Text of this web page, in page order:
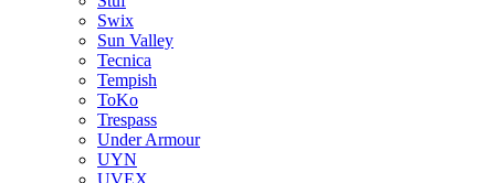
Swix
Sun Valley
Tecnica
Tempish
ToKo
Trespass
Under Armour
UYN
UVEX